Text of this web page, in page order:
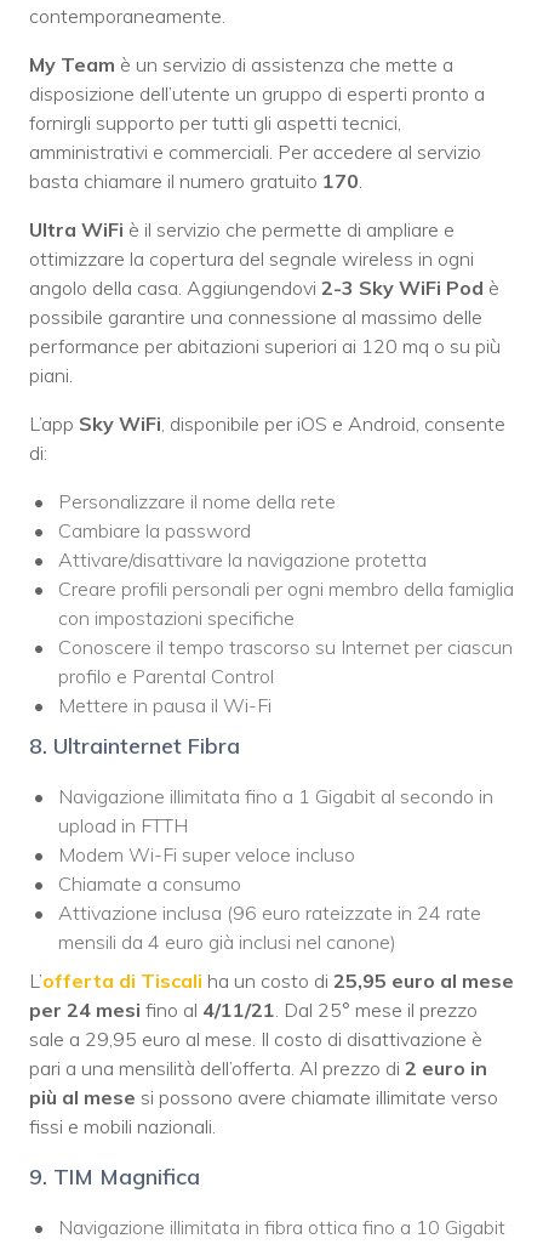
contemporaneamente.
My Team è un servizio di assistenza che mette a
disposizione dell’utente un gruppo di esperti pronto a
fornirgli supporto per tutti gli aspetti tecnici,
amministrativi e commerciali. Per accedere al servizio
basta chiamare il numero gratuito 170
Ultra WiFi è il servizio che permette di ampliare e
ottimizzare la copertura del segnale wireless in ogni
angolo della casa. Aggiungendovi 2-3 Sky WiFi Pod è
possibile garantire una connessione al massimo delle
performance per abitazioni superiori ai 120 mq o su più
piani.
L’app Sky WiFi , disponibile per iOS e Android, consente
di:
Personalizzare il nome della rete
Cambiare la password
Attivare/disattivare la navigazione protetta
Creare profili personali per ogni membro della famiglia
con impostazioni specifiche
Conoscere il tempo trascorso su Internet per ciascun
profilo e Parental Control
Mettere in pausa il Wi-Fi
8. Ultrainternet Fibra
Navigazione illimitata fino a 1 Gigabit al secondo in
upload in FTTH
Modem Wi-Fi super veloce incluso
Chiamate a consumo
Attivazione inclusa (96 euro rateizzate in 24 rate
mensili da 4 euro già inclusi nel canone)
L’offerta di Tiscali ha un costo di 25,95 euro al mese
per 24 mesi fino al 4/11/21 . Dal 25° mese il prezzo
sale a 29,95 euro al mese. Il costo di disattivazione è
pari a una mensilità dell’offerta. Al prezzo di 2 euro in
più al mese si possono avere chiamate illimitate verso
fissi e mobili nazionali.
9. TIM Magnifica
Navigazione illimitata in fibra ottica fino a 10 Gigabit